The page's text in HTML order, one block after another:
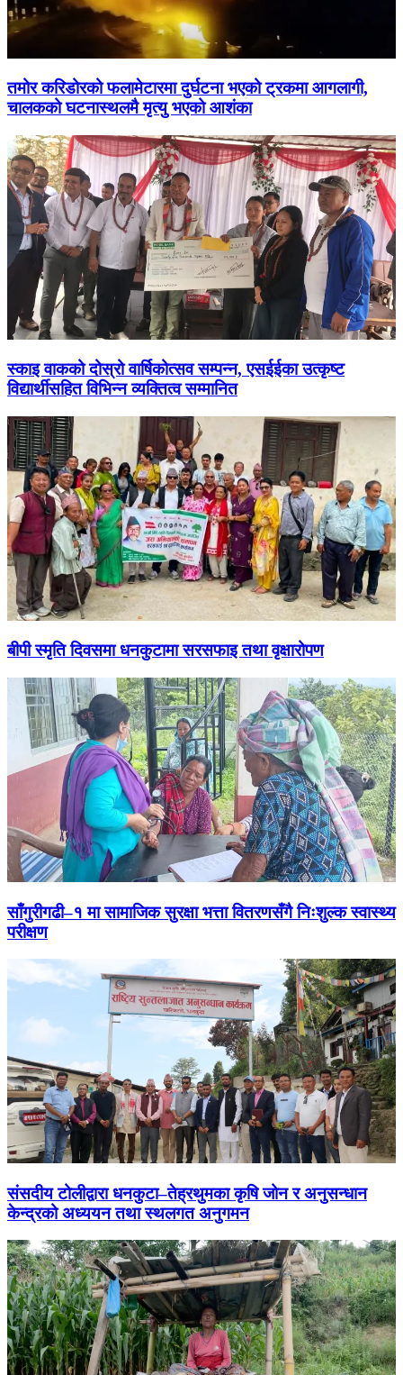
तमोर करिडोरको फलामेटारमा दुर्घटना भएको ट्रकमा आगलागी,
चालकको घटनास्थलमै मृत्यु भएको आशंका
स्काइ वाकको दोस्रो वार्षिकोत्सव सम्पन्न, एसईईका उत्कृष्ट
विद्यार्थीसहित विभिन्न व्यक्तित्व सम्मानित
बीपी स्मृति दिवसमा धनकुटामा सरसफाइ तथा वृक्षारोपण
साँगुरीगढी–१ मा सामाजिक सुरक्षा भत्ता वितरणसँगै निःशुल्क स्वास्थ्य
परीक्षण
संसदीय टोलीद्वारा धनकुटा–तेह्रथुमका कृषि जोन र अनुसन्धान
केन्द्रको अध्ययन तथा स्थलगत अनुगमन